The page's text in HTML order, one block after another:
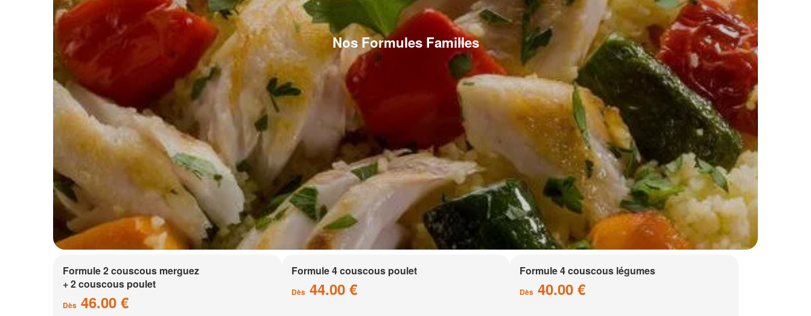
Nos Formules Familles
Formule 2 couscous merguez
+ 2 couscous poulet
Dès 46.00 €
Formule 4 couscous poulet
Dès44.00 €
Formule 4 couscous légumes
Dès 40.00 €